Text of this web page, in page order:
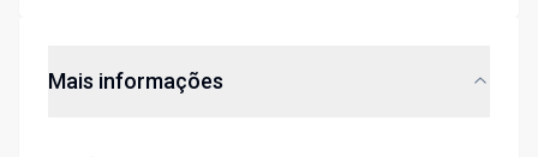
Mais informações